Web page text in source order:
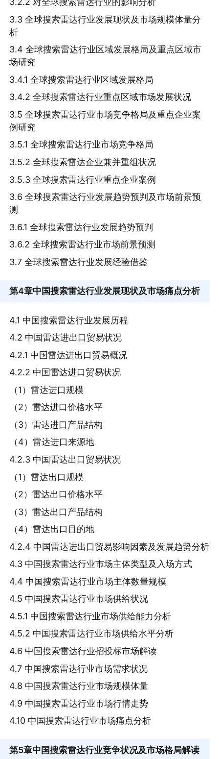
3.3 全球搜索雷达行业发展现状及市场规模体量分
析
3.4 全球搜索雷达行业区域发展格局及重点区域市
场研究
3.4.1 全球搜索雷达行业区域发展格局
3.4.2 全球搜索雷达行业重点区域市场发展状况
3.5 全球搜索雷达行业市场竞争格局及重点企业案
例研究
3.5.1 全球搜索雷达行业市场竞争格局
3.5.2 全球搜索雷达企业兼并重组状况
3.5.3 全球搜索雷达行业重点企业案例
3.6 全球搜索雷达行业发展趋势预判及市场前景预
测
3.6.1 全球搜索雷达行业发展趋势预判
3.6.2 全球搜索雷达行业市场前景预测
3.7 全球搜索雷达行业发展经验借鉴
第4章中国搜索雷达行业发展现状及市场痛点分析
4.1 中国搜索雷达行业发展历程
4.2 中国雷达进出口贸易状况
4.2.1 中国雷达进出口贸易概况
4.2.2 中国雷达进口贸易状况
（1）雷达进口规模
（2）雷达进口价格水平
（3）雷达进口产品结构
（4）雷达进口来源地
4.2.3 中国雷达出口贸易状况
（1）雷达出口规模
（2）雷达出口价格水平
（3）雷达出口产品结构
（4）雷达出口目的地
4.2.4 中国雷达进出口贸易影响因素及发展趋势分析
4.3 中国搜索雷达行业市场主体类型及入场方式
4.4 中国搜索雷达行业市场主体数量规模
4.5 中国搜索雷达行业市场供给状况
4.5.1 中国搜索雷达行业市场供给能力分析
4.5.2 中国搜索雷达行业市场供给水平分析
4.6 中国搜索雷达行业招投标市场解读
4.7 中国搜索雷达行业市场需求状况
4.8 中国搜索雷达行业市场规模体量
4.9 中国搜索雷达行业市场行情走势
4.10 中国搜索雷达行业市场痛点分析
第5章中国搜索雷达行业竞争状况及市场格局解读